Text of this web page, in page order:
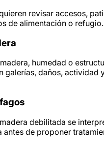
revisar accesos,
de alimentación o refugio.
humedad o
galerías, daños, actividad
debilitada se
antes de proponer